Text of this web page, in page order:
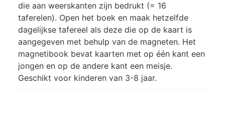
die aan weerskanten zijn bedrukt (= 16
taferelen). Open het boek en maak hetzelfde
dagelijkse tafereel als deze die op de kaart is
aangegeven met behulp van de magneten. Het
magnetibook bevat kaarten met op één kant een
jongen en op de andere kant een meisje.
Geschikt voor kinderen van 3-8 jaar.